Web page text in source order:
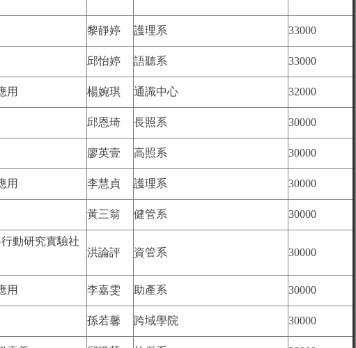
黎靜婷 護理系 33000
邱怡婷 語聽系 33000
用 楊婉琪 通識中心 32000
邱恩琦 長照系 30000
廖英壹 高照系 30000
用 李慧貞 護理系 30000
黃三翁 健管系 30000
動研究實驗社
洪論評 資管系 30000
用 李嘉雯 助產系 30000
孫若馨 跨域學院 30000